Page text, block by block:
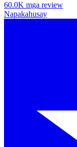
60.0K mga review
Napakahusay